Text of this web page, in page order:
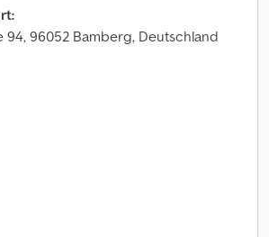
94, 96052 Bamberg, Deutschland